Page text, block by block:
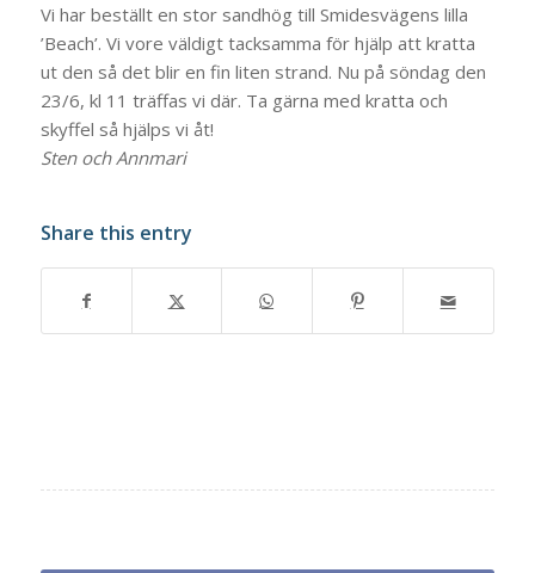
Vi har beställt en stor sandhög till Smidesvägens lilla
’Beach’. Vi vore väldigt tacksamma för hjälp att kratta
ut den så det blir en fin liten strand. Nu på söndag den
23/6, kl 11 träffas vi där. Ta gärna med kratta och
skyffel så hjälps vi åt!
Sten och Annmari
Share this entry